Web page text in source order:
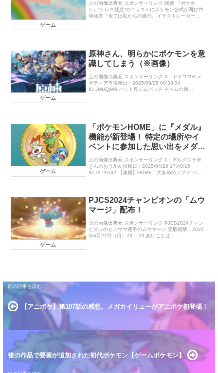
ゲーム
上の画像出典元 スポンサーリンク 関連 『ポケポ
ケ』”トレス疑惑”のイラストにポケモン公式が再び声
明発表「全ては私たちの責任。イラストレーターに
ゲーム
原神さん、明らかにポケモンを意
識してしまう（※画像）
上の画像出典元 スポンサーリンク 3：ヤヤコマ＠メ
ガティアラ投稿日：2025/09/25 00:33:34
ID:./MUQjW6 パット見ジムバッチ チャムの助
ゲーム
「ポケモンHOME」に『メダル』
機能が新登場！ 特定の場所やイ
ベントに参加した思い出をメダル
として保管しよう
上の画像出典元 スポンサーリンク 1：アルクジラ＠
きんのおうかん投稿日：2025/04/20 17:40:15
ID:797YIUt2 【速報】HOME、大きめのアプデ バー
ゲーム
PJCS2024チャンピオンの「ムウ
マージ」配布！
上の画像出典元 スポンサーリンク PJCS2024チャン
ピオンのヒュウマ選手のムウマージ 受取期限：2025
年6月22日（日）23 ：59 あいことば：
【アニポケ】第107話の感想。メガカイリューがアニポケ初登場！
後の作品で要素が追加された初代ポケモン【ゲームポケモン】